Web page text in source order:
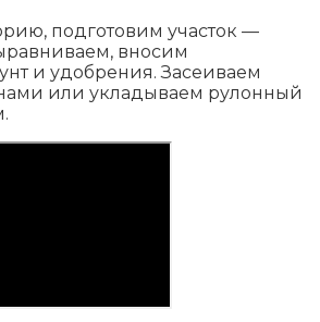
подготовим участок —
вносим
и удобрения. Засеиваем
или укладываем рулонный